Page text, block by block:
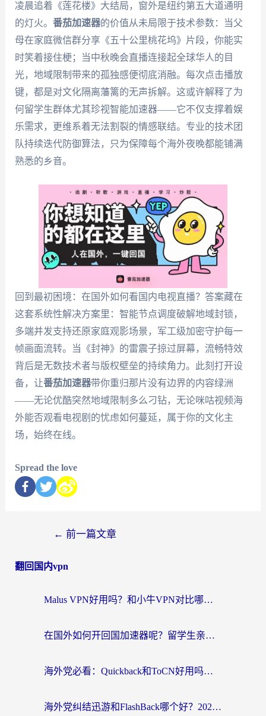
凌晨追着《莲花楼》大结局，窗外是纽约第五大道通明
的灯火。 番茄加速器的价值从未局限于技术参数：当父
母在家庭微信群分享《五十公里桃花坞》片段，你能实
时笑着接住梗；当中秋晚会直播连接起全球华人的目
光，地域限制带来的孤独感便彻底消融。每次点击播放
键，都是对文化隔离藩篱的无声拆解。这或许解释了为
何留学生群体尤其珍视智能加速器——它不仅支撑着娱
乐需求，更维系着无法割裂的情感联结。专业的技术团
队持续迭代防御算法，只为保障每个海外夜晚都能铺满
熟悉的乡音。
回到最初困境：在国外如何看国内电视直播？答案藏在
这套系统性解决方案里：智能节点调度破解地域封锁，
多端并发支持还原家庭观影场景，军工级加密守护每一
帧画面流转。当《封神》的雷震子掠过屏幕，流畅特效
背后是无数技术者与版权壁垒的持续角力。此刻打开设
备，让番茄加速器带你重归那片没有边界的内容绿洲
——无论优酷突然地域限制多么刁钻，无论咪咕视频海
外能否观看电视剧的忧虑如何蔓延，属于你的文化主
场，始终在线。
Spread the love
← 前一篇文章
翻回国内vpn
Malus VPN好用吗？和小牛VPN对比哪个回国效果更好？海外党亲测实用指南
在国外如何开回国加速器呢？留学生亲测的无缝访问国内资源指南
海外党必看：Quickback和ToCN好用吗？3分钟选对回国加速器的实用指南
海外党纠结迅游和FlashBack哪个好？2026实用指南教你选对回国加速器